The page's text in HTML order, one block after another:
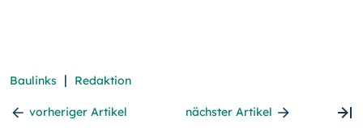
Baulinks | Redaktion
vorheriger Artikel nächster Artikel